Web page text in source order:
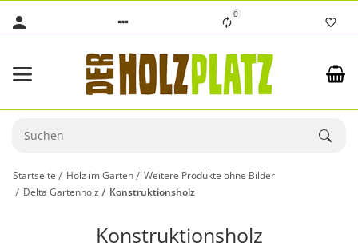
0
Startseite Holz im Garten
Weitere Produkte ohne Bilder
Delta Gartenholz
Konstruktionsholz
Konstruktionsholz